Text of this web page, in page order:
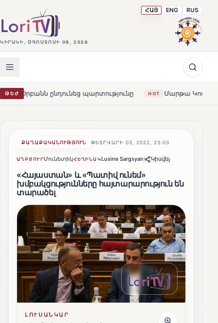
ԿԻՐԱԿԻ, ՕԳՈՍՏՈՍԻ 09, 2026
ՀԱՅ ENG RUS
ԹԵԺ պարտությունը HOT Մարթա Կոս. «Հայաստանն ու
ՔԱՂԱՔԱԿԱՆՈՒԹՅՈՒՆ ՓԵՏՐՎԱՐԻ 03, 2022, 23:03
ԱՂԲՅՈՒՐՄունետիկՀԵՂԻՆԱԿLusine Sargsyan Կիսվել
«Հայաստան» և «Պատիվ ունեմ»
խմբակցությունները հայտարարություն են
տարածել
ԼՈՒՍԱՆԿԱՐ